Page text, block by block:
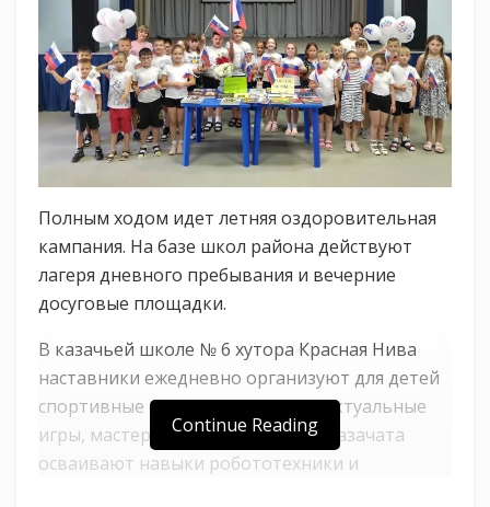
Полным ходом идет летняя оздоровительная
кампания. На базе школ района действуют
лагеря дневного пребывания и вечерние
досуговые площадки.
В казачьей школе № 6 хутора Красная Нива
наставники ежедневно организуют для детей
спортивные состязания и интеллектуальные
игры, мастер-классы и лектории. Казачата
осваивают навыки робототехники и
Continue Reading